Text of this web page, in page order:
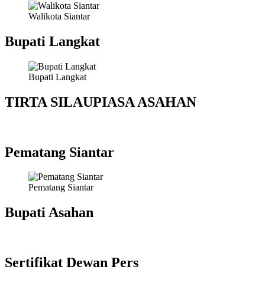
Walikota Siantar
Bupati Langkat
Bupati Langkat
TIRTA SILAUPIASA ASAHAN
Pematang Siantar
Pematang Siantar
Bupati Asahan
Sertifikat Dewan Pers